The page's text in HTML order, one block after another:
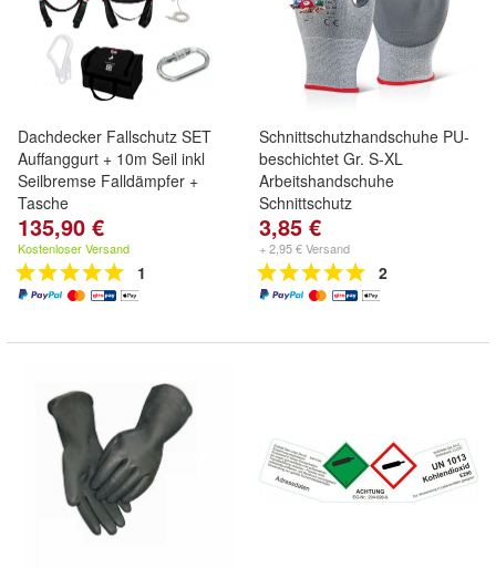
Dachdecker Fallschutz SET
Auffanggurt + 10m Seil inkl
Seilbremse Falldämpfer +
Tasche
135,90 €
Kostenloser Versand
1
Schnittschutzhandschuhe PU-
beschichtet Gr. S-XL
Arbeitshandschuhe
Schnittschutz
3,85 €
+ 2,95 € Versand
2